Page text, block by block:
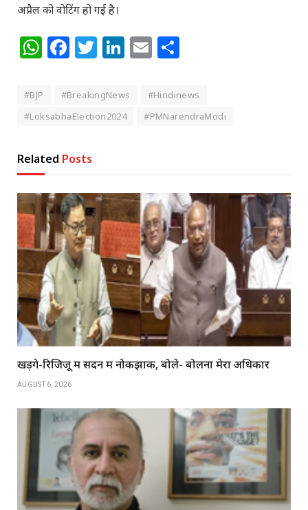
अप्रैल को वोटिंग हो गई है।
WhatsApp
Facebook
Twitter
LinkedIn
Email
#BJP #BreakingNews
#Hindinews
#LoksabhaElection2024
#PMNarendraModi
Related Posts
खड़गे-रिजिजू में सदन में नोकझोंक, बोले- बोलना मेरा अधिकार
AUGUST 6, 2026